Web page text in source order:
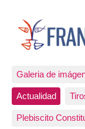
Galeria de
Actualidad
Plebiscito